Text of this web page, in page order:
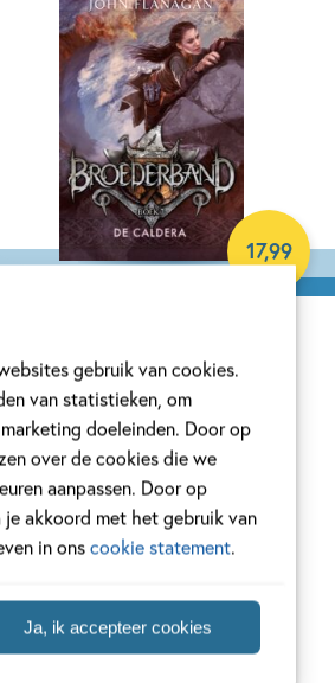
gebruik van cookies.
van statistieken, om
doeleinden. Door op
over de cookies die we
aanpassen. Door op
je akkoord met het gebruik van
in onscookie statement.
Ja, ik accepteer cookies
John Flanagan
17,99
Paperback